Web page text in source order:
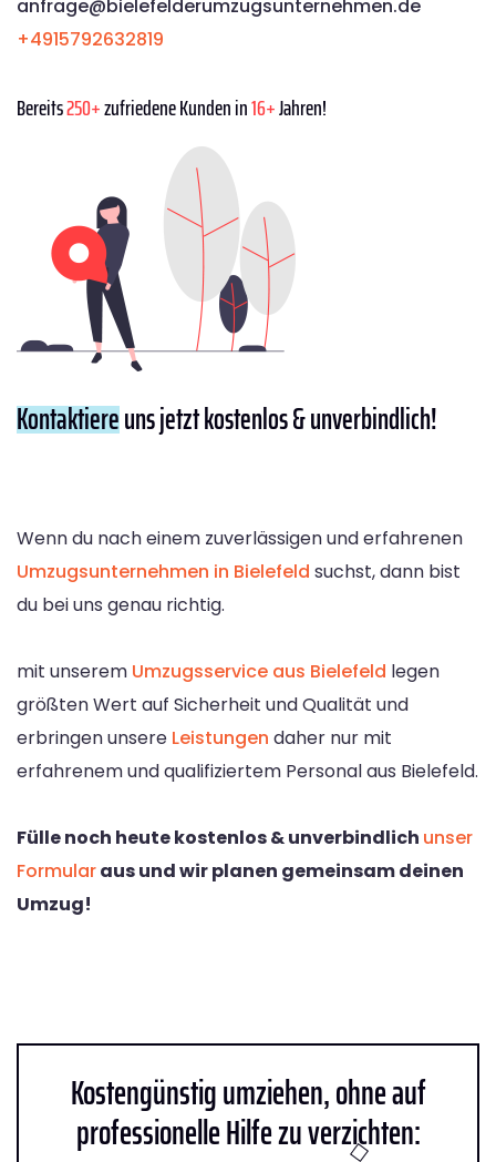
anfrage@bielefelderumzugsunternehmen.de
+4915792632819
Bereits250+zufriedene Kunden in16+Jahren!
Kontaktiereuns jetzt kostenlos & unverbindlich!
Wenn du nach einem zuverlässigen und erfahrenen
Umzugsunternehmen in Bielefeld suchst, dann bist
du bei uns genau richtig.
mit unserem Umzugsservice aus Bielefeld legen
größten Wert auf Sicherheit und Qualität und
erbringen unsere Leistungen daher nur mit
erfahrenem und qualifiziertem Personal aus Bielefeld.
Fülle noch heute kostenlos & unverbindlich unser
Formularaus und wir planen gemeinsam deinen
Umzug!
Kostengünstig umziehen, ohne auf
professionelle Hilfe zu verzichten: